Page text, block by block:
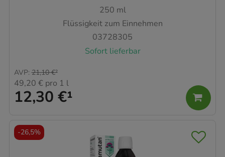
250 ml
Flüssigkeit zum Einnehmen
03728305
Sofort lieferbar
12,30 €¹
AVP: 21,10 €²
49,20 € pro 1 l
-26,5%